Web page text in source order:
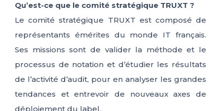
Qu’est-ce que le comité stratégique TRUXT ?
Le comité stratégique TRUXT est composé de
représentants émérites du monde IT français.
Ses missions sont de valider la méthode et le
processus de notation et d’étudier les résultats
de l’activité d’audit, pour en analyser les grandes
tendances et entrevoir de nouveaux axes de
déploiement du label.